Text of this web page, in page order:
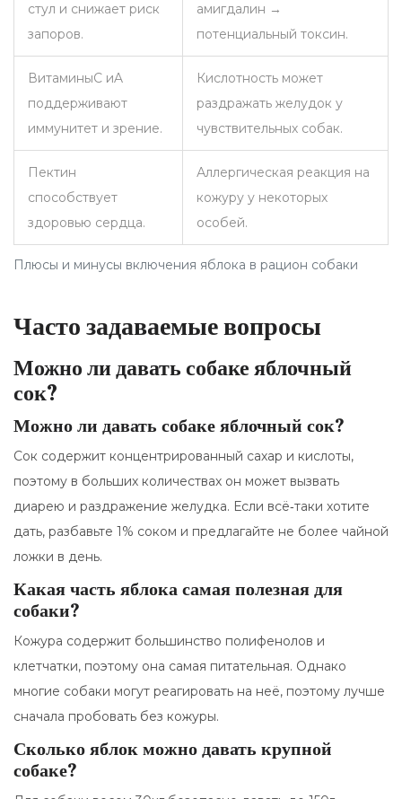
Плюсы и минусы включения яблока в рацион собаки
стул и снижает риск
запоров.
амигдалин →
потенциальный токсин.
ВитаминыC иA
поддерживают
иммунитет и зрение.
Кислотность может
раздражать желудок у
чувствительных собак.
Пектин
способствует
здоровью сердца.
Аллергическая реакция на
кожуру у некоторых
особей.
Часто задаваемые вопросы
Можно ли давать собаке яблочный
сок?
Можно ли давать собаке яблочный сок?
Сок содержит концентрированный сахар и кислоты,
поэтому в больших количествах он может вызвать
диарею и раздражение желудка. Если всё‑таки хотите
дать, разбавьте 1% соком и предлагайте не более чайной
ложки в день.
Какая часть яблока самая полезная для
собаки?
Кожура содержит большинство полифенолов и
клетчатки, поэтому она самая питательная. Однако
многие собаки могут реагировать на неё, поэтому лучше
сначала пробовать без кожуры.
Сколько яблок можно давать крупной
собаке?